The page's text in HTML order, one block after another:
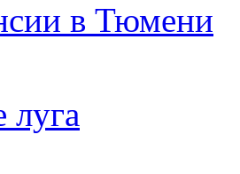
в Тюмени
луга